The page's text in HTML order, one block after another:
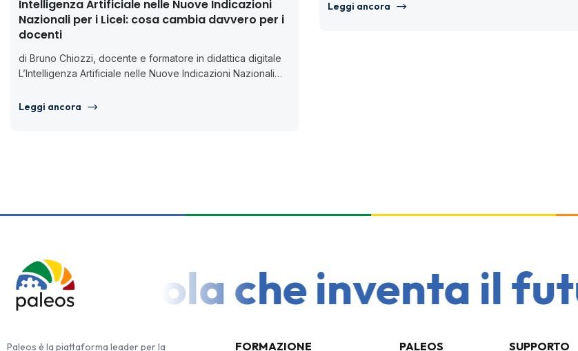
Intelligenza Artificiale nelle Nuove Indicazioni
Nazionali per i Licei: cosa cambia davvero per i
docenti
di Bruno Chiozzi, docente e formatore in didattica digitale
L’Intelligenza Artificiale nelle Nuove Indicazioni Nazionali
Leggi ancora
Leggi ancora
Scuola che inventa il
Paleos è la piattaforma leader per la FORMAZIONE PALEOS SUPPORTO